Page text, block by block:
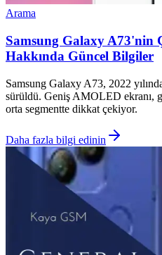
Arama
Samsung Galaxy A73'nin
Hakkında Güncel Bilgiler
Samsung Galaxy A73, 2022
sürüldü. Geniş AMOLED ekranı,
orta segmentte dikkat çekiyor.
Daha fazla bilgi edinin